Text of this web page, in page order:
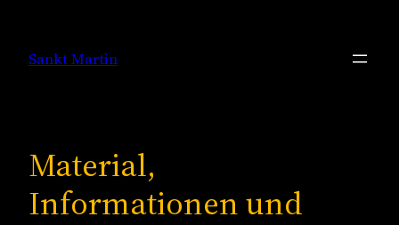
springen
Sankt Martin
Material,
Informationen und